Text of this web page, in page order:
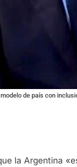
de país con
la Argentina